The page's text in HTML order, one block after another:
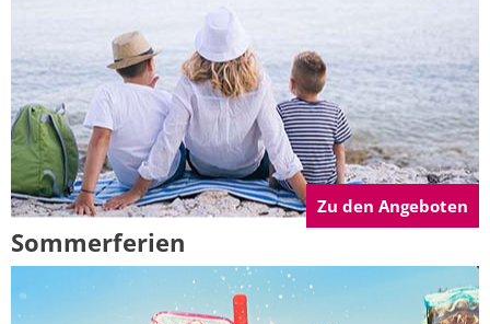
Zu den Angeboten
Sommerferien